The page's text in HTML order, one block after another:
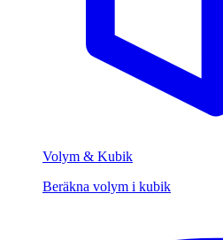
Volym & Kubik
Beräkna volym i kubik